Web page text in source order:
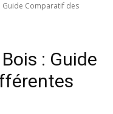
Guide Comparatif des
: Guide